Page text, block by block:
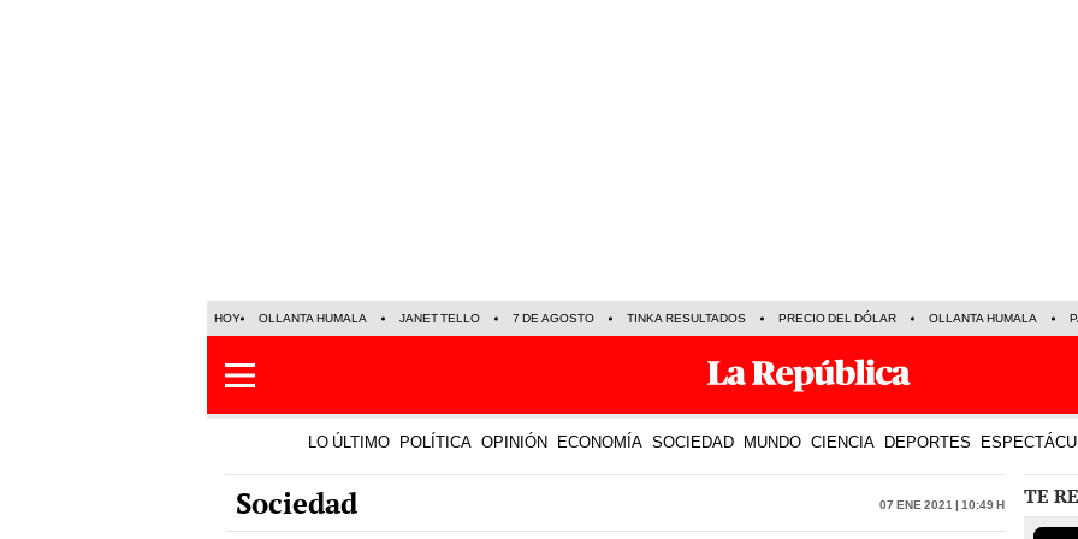
HOY OLLANTA HUMALA JANET TELLO 7 DE AGOSTO TINKA RESULTADOS PRECIO DEL DÓLAR OLLANTA HUMALA
LO ÚLTIMO POLÍTICA OPINIÓN ECONOMÍA SOCIEDAD MUNDO CIENCIA DEPORTES
Sociedad 07 Ene 2021 | 10:49 h TE